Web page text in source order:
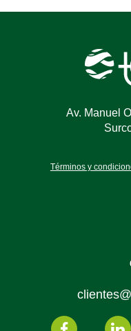
Av. Manuel
Términos y